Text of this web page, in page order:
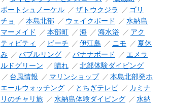
ボートシュノーケル
ザトウクジラ
ゴリ
チョ
本島北部 ウェイクボード
水納島
マーメイド
本部町 海 海水浴
アク
ティビティ
ビーチ 伊江島 ニモ
夏休
み
バブルリング バナナボード
エメラ
ルドグリーン
晴れ
北部体験ダイビング
台風情報
マリンショップ
本島北部発ホ
エールウォッチング
とちぎテレビ
カミナ
リのチャリ旅
水納島体験ダイビング
水納